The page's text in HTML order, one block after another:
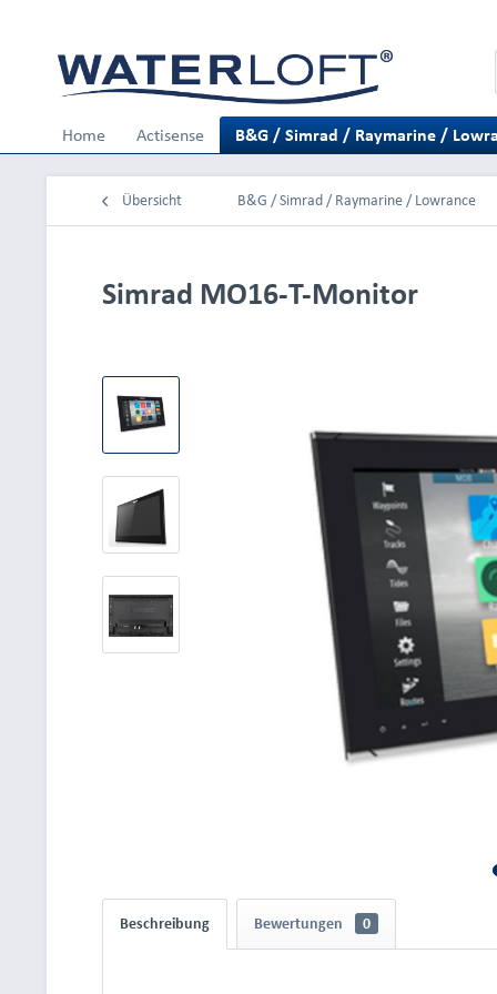
Home Actisense B&G / Simrad / Raymarine /
Übersicht B&G / Simrad / Raymarine / Lowrance
Simrad MO16-T-Monitor
Beschreibung Bewertungen 0